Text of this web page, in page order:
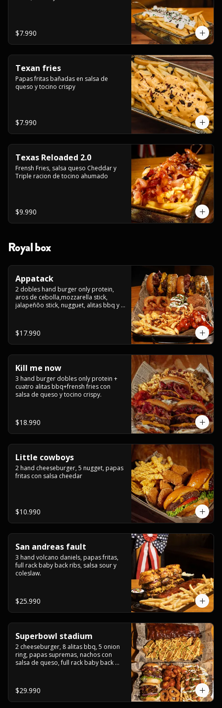
$7.990
Texan fries
Papas fritas bañadas en salsa de
queso y tocino crispy
$7.990
Texas Reloaded 2.0
Frensh Fries, salsa queso Cheddar y
Triple racion de tocino ahumado
$9.990
Royal box
Appatack
2 dobles hand burger only protein,
aros de cebolla,mozzarella stick,
jalapeñõo stick, nugguet, alitas bbq y
$17.990
Kill me now
3 hand burger dobles only protein +
cuatro alitas bbq+frensh fries con
salsa de queso y tocino crispy.
$18.990
Little cowboys
2 hand cheeseburger, 5 nugget, papas
fritas con salsa cheedar
$10.990
San andreas fault
3 hand volcano daniels, papas fritas,
full rack baby back ribs, salsa sour y
coleslaw.
$25.990
Superbowl stadium
2 cheeseburger, 8 alitas bbq, 5 onion
ring, papas supremas, nachos con
salsa de queso, full rack baby back
$29.990